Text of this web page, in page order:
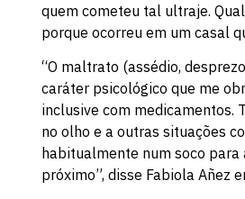
quem cometeu tal ultraje.
porque ocorreu em um casal
“O maltrato (assédio,
caráter psicológico que me
inclusive com medicamentos.
no olho e a outras situações
habitualmente num soco para
próximo”, disse Fabiola Añez